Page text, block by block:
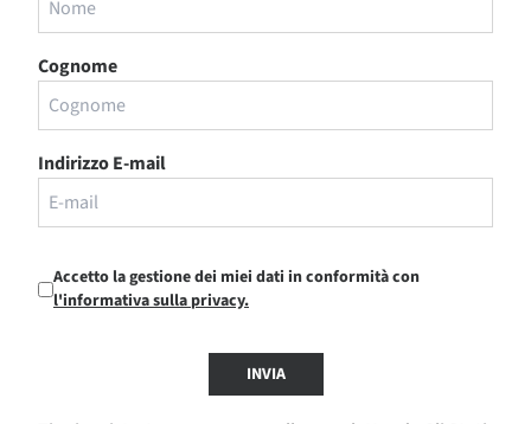
Cognome
Indirizzo E-mail
Accetto la gestione dei miei dati in conformità con
l'informativa sulla privacy.
INVIA